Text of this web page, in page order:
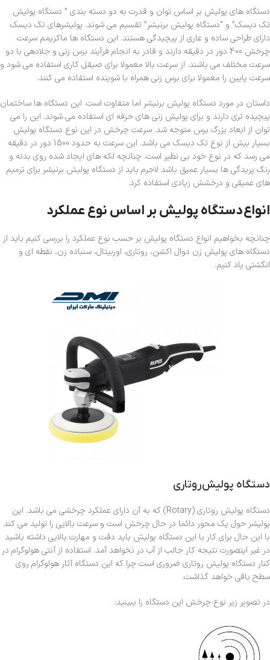
دستگاه های پولیش بر اساس توان و قدرت به دو دسته بندی ” دستگاه پولیش
تک دیسک” و “دستگاه پولیش برنیشر” تقسیم می شوند. پولیشرهای تک دیسک
دارای طراحی ساده و عاری از پیچیدگی هستند. این دستگاه ها ماکزیمم سرعت
چرخش 400 دور در دقیقه دارند و قادر به انجام فرآیند برس زنی و جلادهی با دو
سرعت مختلف می باشند. از سرعت بالا معمولا برای صیقل کاری استفاده می شود و
سرعت پایین را معمولا برای برس زنی همراه با شوینده استفاده می کنند.
داستان در مورد دستگاه پولیش برنیشر اما متفاوت است. این دستگاه ها ساختمان
پیچیده تری دارند و برای پولیش زنی های حرفه ای استفاده می شوند. این را می
توان از ابعاد بزرگ برس متوجه شد. سرعت چرخش در این نوع دستگاه پولیش
بسیار بیش از نوع تک دیسک می باشد. این سرعت به حدود 1500 دور در دقیقه
می رسد که در نوع خود بی نظیر است. چنانچه لکه های ایجاد شده روی بدنه و
رنگ پریدگی ها بسیار عمیق باشد لاجرم باید از دستگاه پولیش برنیشر برای ترمیم
های عمیقی و درخشش زیادی استفاده کرد.
انواعدستگاه پولیش بر اساس نوع عملکرد
چنانچه بخواهیم انواع دستگاه پولیش بر حسب نوع عملکرد را بررسی کنیم باید از
دستگاه های پولیش زن دوال اکشن، روتاری، اوربیتال، سنباده زن، نقطه ای و
انگشتی یاد کنیم.
دستگاه پولیش روتاری
دستگاه پولیش روتاری (Rotary) که به آن دارای عملکرد چرخشی می باشد. این
پولیشر حول یک محور دائما در حال چرخش است و سرعت بالایی را تولید می کند
با این حال برای کار با این دستگاه پولیش باید دقت و مهارت بالایی داشته باشید
در غیر اینصورت نتیجه کار جالب از آب در نخواهد آمد. استفاده از آنتی هولوگرام در
کنار دستگاه پولیش روتاری ضروری است چرا که این دستگاه آثار هولوگرام روی
سطح باقی خواهد گذاشت.
در تصویر زیر نوع چرخش این دستگاه را ببینید: